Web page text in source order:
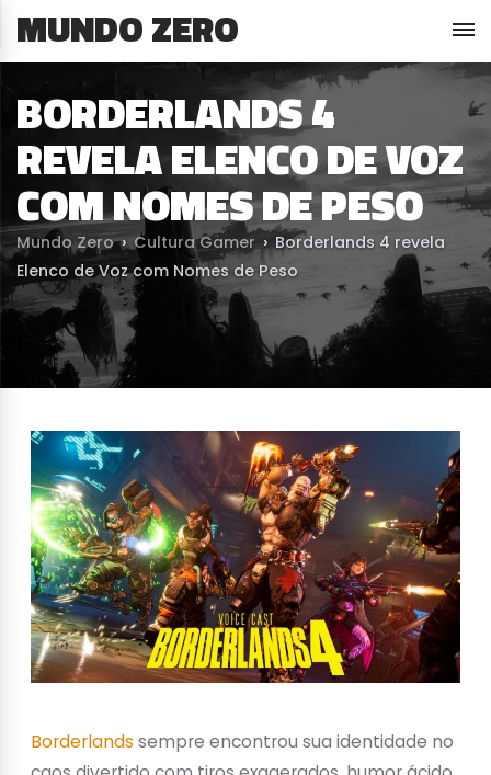
MUNDO ZERO
BORDERLANDS 4
REVELA ELENCO DE VOZ
COM NOMES DE PESO
Mundo Zero › Cultura Gamer › Borderlands 4 revela
Elenco de Voz com Nomes de Peso
Borderlands sempre encontrou sua identidade no